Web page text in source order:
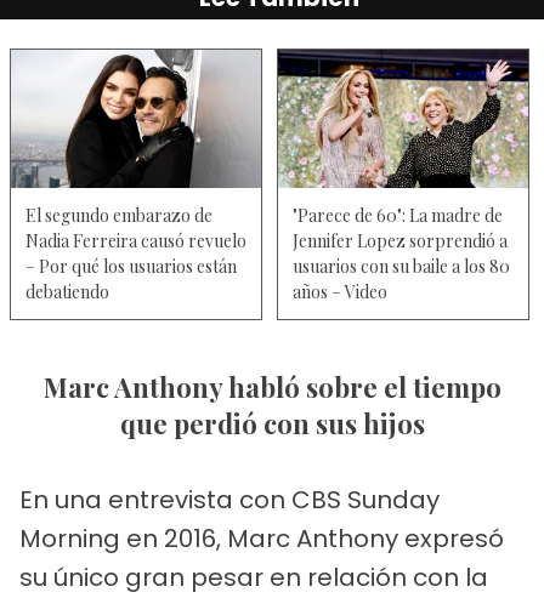
El segundo embarazo de
Nadia Ferreira causó revuelo
– Por qué los usuarios están
debatiendo
"Parece de 60": La madre de
Jennifer Lopez sorprendió a
usuarios con su baile a los 80
años – Video
Marc Anthony habló sobre el tiempo
que perdió con sus hijos
En una entrevista con CBS Sunday
Morning en 2016, Marc Anthony expresó
su único gran pesar en relación con la